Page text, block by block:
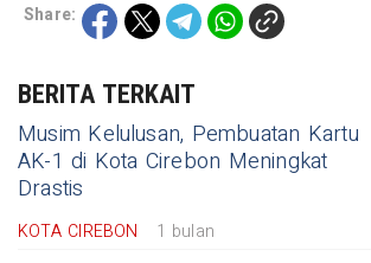
Share:
BERITA TERKAIT
Musim Kelulusan, Pembuatan Kartu
AK-1 di Kota Cirebon Meningkat
Drastis
KOTA CIREBON 1 bulan